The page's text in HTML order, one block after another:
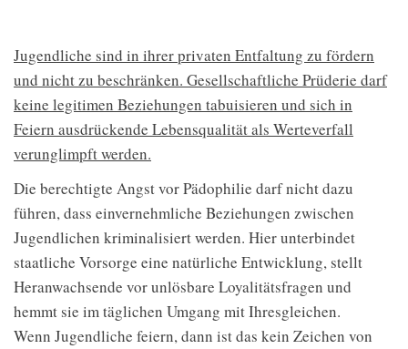
Jugendliche sind in ihrer privaten Entfaltung zu fördern
und nicht zu beschränken. Gesellschaftliche Prüderie darf
keine legitimen Beziehungen tabuisieren und sich in
Feiern ausdrückende Lebensqualität als Werteverfall
verunglimpft werden.
Die berechtigte Angst vor Pädophilie darf nicht dazu
führen, dass einvernehmliche Beziehungen zwischen
Jugendlichen kriminalisiert werden. Hier unterbindet
staatliche Vorsorge eine natürliche Entwicklung, stellt
Heranwachsende vor unlösbare Loyalitätsfragen und
hemmt sie im täglichen Umgang mit Ihresgleichen.
Wenn Jugendliche feiern, dann ist das kein Zeichen von